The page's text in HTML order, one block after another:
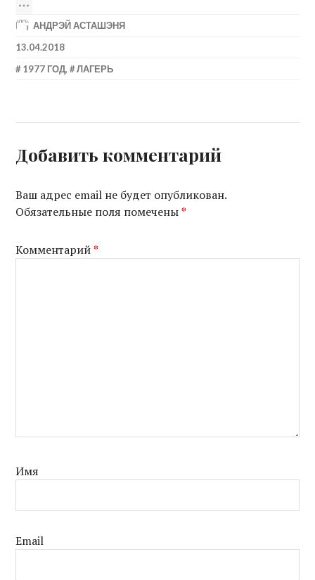
АНДРЭЙ АСТАШЭНЯ
13.04.2018
1977 ГОД, ЛАГЕРЬ
Добавить комментарий
Ваш адрес email не будет опубликован.
Обязательные поля помечены*
Комментарий*
Имя
Email